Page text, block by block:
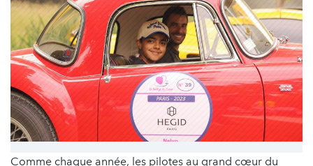
Comme chaque année, les pilotes au grand cœur du